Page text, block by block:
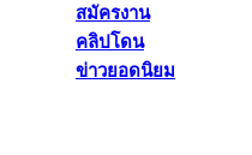
สมัครงาน
คลิปโดน
ข่าวยอดนิยม